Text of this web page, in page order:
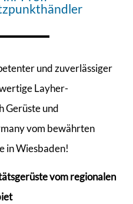
und zuverlässiger
Layher-
Gerüste und
vom bewährten
in Wiesbaden!
vom regionalen